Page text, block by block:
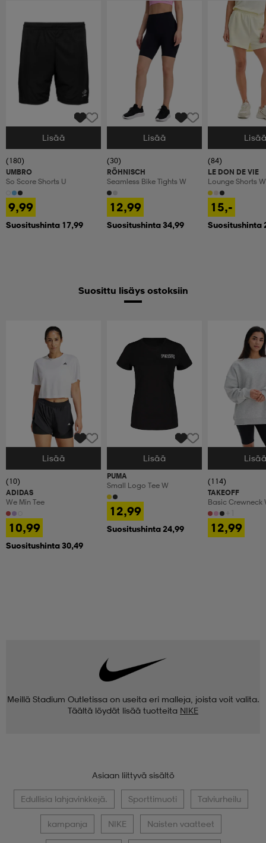
Valitse Koko
Lisää
(180)
UMBRO
So Score Shorts U
9,99
Suositushinta 17,99
Valitse Koko
Lisää
(30)
RÖHNISCH
Seamless Bike Tights W
12,99
Suositushinta 34,99
Valitse Koko
(84)
LE DON DE VIE
Lounge Shorts W
15,-
Suositushinta
Suosittu lisäys ostoksiin
Valitse Koko
Lisää
(10)
ADIDAS
We Min Tee
10,99
Suositushinta 30,49
Valitse Koko
Lisää
PUMA
Small Logo Tee W
12,99
Suositushinta 24,99
Valitse Koko
(114)
TAKEOFF
Basic Crewneck
12,99
Meillä Stadium Outletissa on useita eri malleja, joista voit valita.
Täältä löydät lisää tuotteita NIKE
Asiaan liittyvä sisältö
Edullisia lahjavinkkejä. Sporttimuoti Talviurheilu
kampanja NIKE Naisten vaatteet